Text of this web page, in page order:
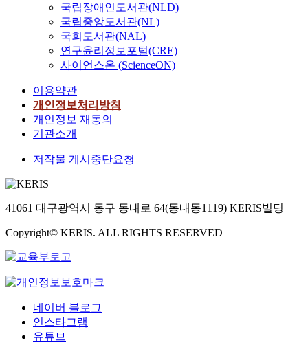
국립장애인도서관(NLD)
국립중앙도서관(NL)
국회도서관(NAL)
연구윤리정보포털(CRE)
사이언스온 (ScienceON)
이용약관
개인정보처리방침
개인정보 재동의
기관소개
저작물 게시중단요청
41061 대구광역시 동구 동내로 64(동내동1119) KERIS빌딩
Copyright© KERIS. ALL RIGHTS RESERVED
네이버 블로그
인스타그램
유튜브